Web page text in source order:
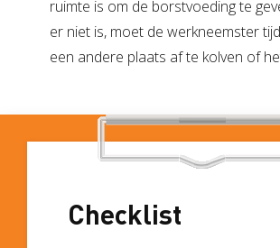
ruimte is om de borstvoeding te
er niet is, moet de werkneemster
een andere plaats af te kolven of
Checklist